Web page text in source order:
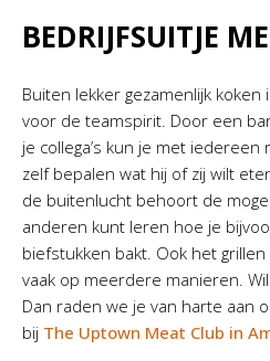
BEDRIJFSUITJE
Buiten lekker gezamenlijk
voor de teamspirit. Door een
je collega’s kun je met
zelf bepalen wat hij of zij wilt
de buitenlucht behoort de
anderen kunt leren hoe je
biefstukken bakt. Ook het
vaak op meerdere manieren.
Dan raden we je van harte aan
bij The Uptown Meat Club in